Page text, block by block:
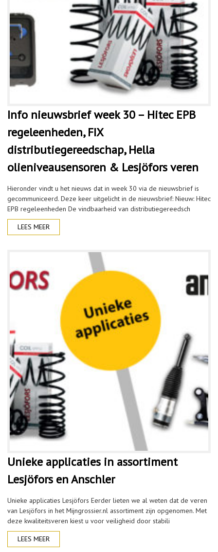
Info nieuwsbrief week 30 – Hitec EPB
regeleenheden, FIX
distributiegereedschap, Hella
olieniveausensoren & Lesjöfors veren
Hieronder vindt u het nieuws dat in week 30 via de nieuwsbrief is
gecommuniceerd. Deze keer uitgelicht in de nieuwsbrief: Nieuw: Hitec
EPB regeleenheden De vindbaarheid van distributiegereedsch
LEES MEER
Unieke applicaties in assortiment
Lesjöfors en Anschler
Unieke applicaties Lesjöfors Eerder lieten we al weten dat de veren
van Lesjöfors in het Mijngrossier.nl assortiment zijn opgenomen. Met
deze kwaliteitsveren kiest u voor veiligheid door stabili
LEES MEER